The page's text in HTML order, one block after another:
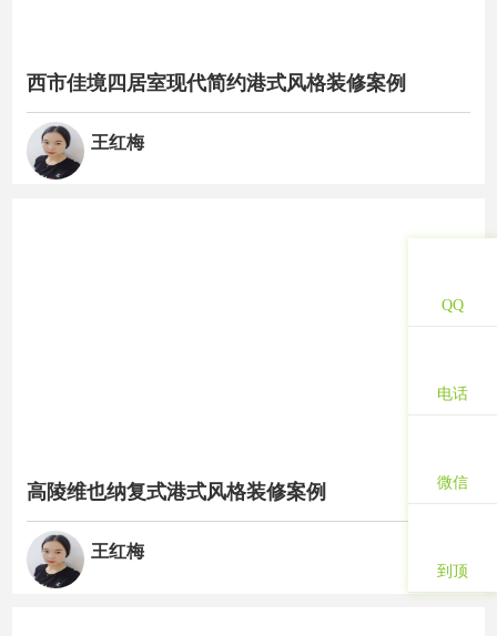
西市佳境四居室现代简约港式风格装修案例
王红梅
高陵维也纳复式港式风格装修案例
王红梅
QQ
电话
微信
到顶